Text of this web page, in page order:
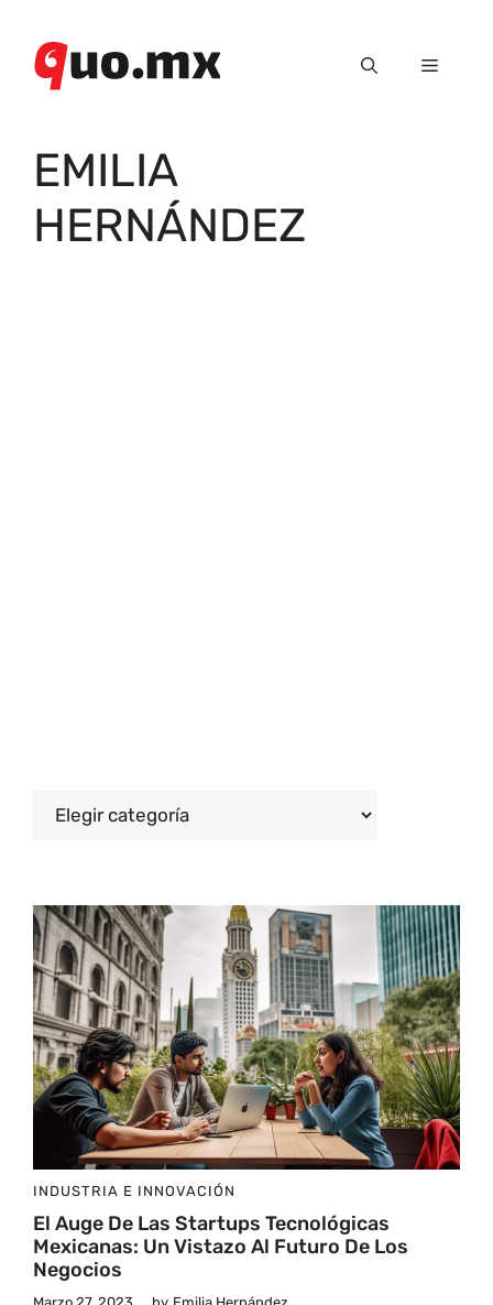
contenido
Menú
EMILIA
HERNÁNDEZ
Categorías
INDUSTRIA E INNOVACIÓN
El Auge De Las Startups Tecnológicas
Mexicanas: Un Vistazo Al Futuro De Los
Negocios